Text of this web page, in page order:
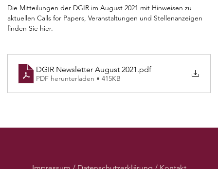
Die Mitteilungen der DGIR im August 2021 mit Hinweisen zu
aktuellen Calls for Papers, Veranstaltungen und Stellenanzeigen
finden Sie hier.
DGIR Newsletter August 2021.pdf
PDF herunterladen • 415KB